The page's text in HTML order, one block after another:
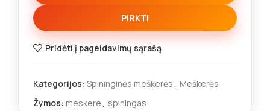
PIRKTI
Pridėti į pageidavimų sąrašą
Kategorijos: Spininginės meškerės, Meškerės
Žymos: meskere, spiningas